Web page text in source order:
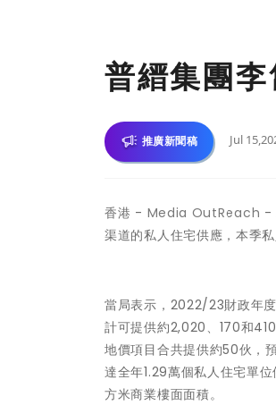
普縉集團
推廣新聞稿 Jul
香港 - Media OutReach -
渠道的私人住宅供應，本季
當局表示，2022/23財政年
計可提供約2,020、170和
地價項目合共提供約50伙，
達全年1.29萬個私人住宅單
方米商業樓面面積。